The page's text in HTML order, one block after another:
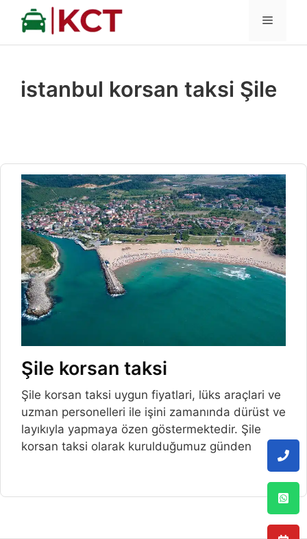
İçeriğe
MENÜ
istanbul korsan taksi Şile
Şile korsan taksi
Şile korsan taksi uygun fiyatlari, lüks araçlari ve
uzman personelleri ile işini zamanında dürüst ve
layıkıyla yapmaya özen göstermektedir. Şile
korsan taksi olarak kurulduğumuz günden